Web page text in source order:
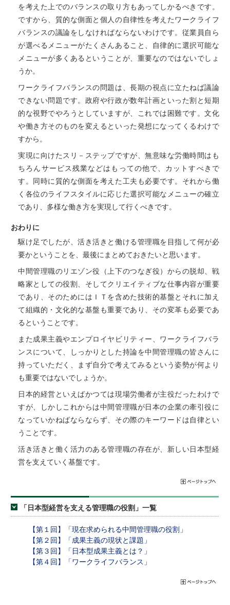
を考えた上でのバランスの取り方もあってしかるべきです。
ですから、質的な側面と個人の自律性を考えたワークライフ
バランスの議論をしなければならないわけです。従業員自ら
が選べるメニューがたくさんあること、自律的に選択可能な
メニューが多くあるということが、重要なのではないでしょ
うか。
ワークライフバランスの問題は、長期の視点に立たねば議論
できない問題です。政府や行政が数年計画といった割と短期
的な視野でやろうとしていますが、これでは困難です。文化
や働き方そのものを変えるといった発想になってくるわけで
すから。
実現に向けたスリ－ステップですが、無意味な労働時間はも
ちろんサービス残業などはもっての他で、カットすべきで
す。同時に質的な側面を考えた工夫も必要です。それから働
く各位のライフスタイルに応じた選択可能なメニューの確立
であり、多様な働き方を実現して行くべきです。
おわりに
駆け足でしたが、活き活きと働ける管理職を目指して何が必
要かということを、最後にまとめておきたいと思います。
中間管理職のリエゾン役（上下のつなぎ役）からの脱却、戦
略家としての役割、そしてクリエイティブな仕事内容が重要
であり、そのためにはＩＴを含めた技術的基盤とそれに加え
て組織的・文化的な基盤も重要であり、その変革も必要であ
るということです。
また成果主義やエンプロイヤビリティー、ワークライフバラ
ンスについて、しっかりとした持論を中間管理職の皆さんに
持っていただく、まず自分で考えてみるという姿勢が何より
も重要ではないでしょうか。
日本的経営といえばかつては現場労働者が主役だったわけで
すが、しかしこれからは中間管理職が日本の企業の牽引役に
なっていかねばならならず、その際のキーワードは自律とい
うことです。
活き活きと働く活力のある管理職の存在が、新しい日本型経
営を支えていく基盤です。
「日本型経営を支える管理職の役割」一覧
【第１回】「現在求められる中間管理職の役割」
【第２回】「成果主義の現状と課題」
【第３回】「日本型成果主義とは？」
【第４回】「ワークライフバランス」